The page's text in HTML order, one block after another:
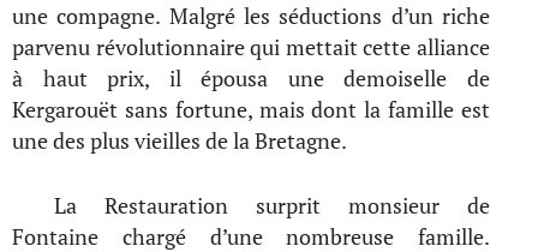
une compagne. Malgré les séductions d’un riche
parvenu révolutionnaire qui mettait cette alliance
à haut prix, il épousa une demoiselle de
Kergarouët sans fortune, mais dont la famille est
une des plus vieilles de la Bretagne.
La Restauration surprit monsieur de
Fontaine chargé d’une nombreuse famille.